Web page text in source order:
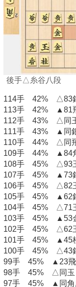
後手△糸谷八
114手 42% △83
113手 42% ▲81
112手 43% △同
111手 43% ▲同
110手 44% △同
109手 44% ▲84
108手 45% △93
107手 45% ▲73
106手 45% △82
105手 45% ▲62
104手 45% △71
103手 45% ▲53
102手 45% △62
101手 45% ▲45
100手 45% △43
99手 45% ▲23飛
98手 45% △同玉
97手 45% ▲同角